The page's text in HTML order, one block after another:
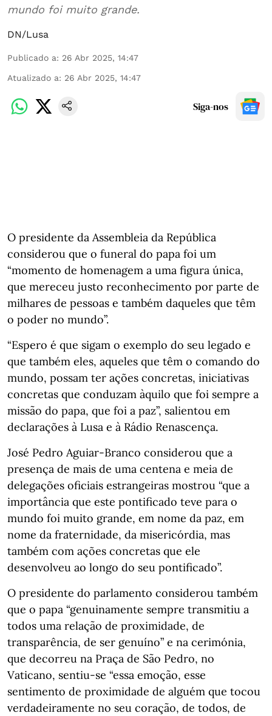
mundo foi muito grande.
DN/Lusa
Publicado a: 26 Abr 2025, 14:47
Atualizado a: 26 Abr 2025, 14:47
Siga-nos
O presidente da Assembleia da República
considerou que o funeral do papa foi um
“momento de homenagem a uma figura única,
que mereceu justo reconhecimento por parte de
milhares de pessoas e também daqueles que têm
o poder no mundo”.
“Espero é que sigam o exemplo do seu legado e
que também eles, aqueles que têm o comando do
mundo, possam ter ações concretas, iniciativas
concretas que conduzam àquilo que foi sempre a
missão do papa, que foi a paz”, salientou em
declarações à Lusa e à Rádio Renascença.
José Pedro Aguiar-Branco considerou que a
presença de mais de uma centena e meia de
delegações oficiais estrangeiras mostrou “que a
importância que este pontificado teve para o
mundo foi muito grande, em nome da paz, em
nome da fraternidade, da misericórdia, mas
também com ações concretas que ele
desenvolveu ao longo do seu pontificado”.
O presidente do parlamento considerou também
que o papa “genuinamente sempre transmitiu a
todos uma relação de proximidade, de
transparência, de ser genuíno” e na cerimónia,
que decorreu na Praça de São Pedro, no
Vaticano, sentiu-se “essa emoção, esse
sentimento de proximidade de alguém que tocou
verdadeiramente no seu coração, de todos, de